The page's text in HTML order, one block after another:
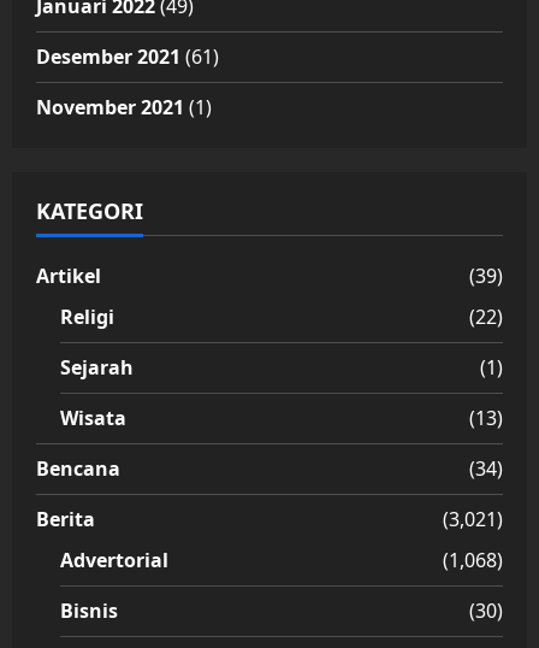
Januari 2022(49)
Desember 2021 (61)
November 2021 (1)
KATEGORI
Artikel
(39)
Religi
(22)
Sejarah
(1)
Wisata
(13)
Bencana
(34)
Berita
(3,021)
Advertorial
(1,068)
Bisnis
(30)